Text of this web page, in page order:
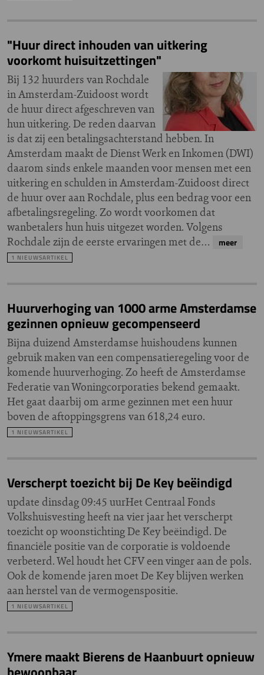
"Huur direct inhouden van uitkering
voorkomt huisuitzettingen"
Bij 132 huurders van Rochdale
in Amsterdam-Zuidoost wordt
de huur direct afgeschreven van
hun uitkering. De reden daarvan
is dat zij een betalingsachterstand hebben. In
Amsterdam maakt de Dienst Werk en Inkomen (DWI)
daarom sinds enkele maanden voor mensen met een
uitkering en schulden in Amsterdam-Zuidoost direct
de huur over aan Rochdale, plus een bedrag voor een
afbetalingsregeling. Zo wordt voorkomen dat
wanbetalers hun huis uitgezet worden. Volgens
Rochdale zijn de eerste ervaringen met de…
meer
1 NIEUWSARTIKEL
Huurverhoging van 1000 arme Amsterdamse
gezinnen opnieuw gecompenseerd
Bijna duizend Amsterdamse huishoudens kunnen
gebruik maken van een compensatieregeling voor de
komende huurverhoging. Zo heeft de Amsterdamse
Federatie van Woningcorporaties bekend gemaakt.
Het gaat daarbij om arme gezinnen met een huur
boven de aftoppingsgrens van 618,24 euro.
1 NIEUWSARTIKEL
Verscherpt toezicht bij De Key beëindigd
update dinsdag 09:45 uurHet Centraal Fonds
Volkshuisvesting heeft na vier jaar het verscherpt
toezicht op woonstichting De Key beëindigd. De
financiële positie van de corporatie is voldoende
verbeterd. Wel houdt het CFV een vinger aan de pols.
Ook de komende jaren moet De Key blijven werken
aan herstel van de vermogenspositie.
1 NIEUWSARTIKEL
Ymere maakt Bierens de Haanbuurt opnieuw